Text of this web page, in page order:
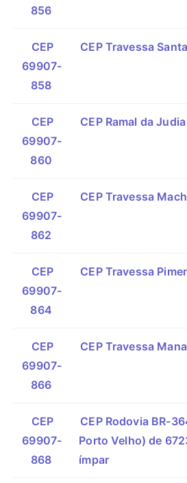
856
CEP
69907-
858
CEP Travessa
CEP
69907-
860
CEP Ramal da
CEP
69907-
862
CEP Travessa
CEP
69907-
864
CEP Travessa
CEP
69907-
866
CEP Travessa
CEP
69907-
868
CEP Rodovia BR-
Porto Velho) de
ímpar